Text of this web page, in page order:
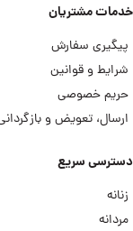
خدمات مشتریان
پیگیری سفارش
شرایط و قوانین
حریم خصوصی
ارسال، تعویض و
دسترسی سریع
زنانه
مردانه